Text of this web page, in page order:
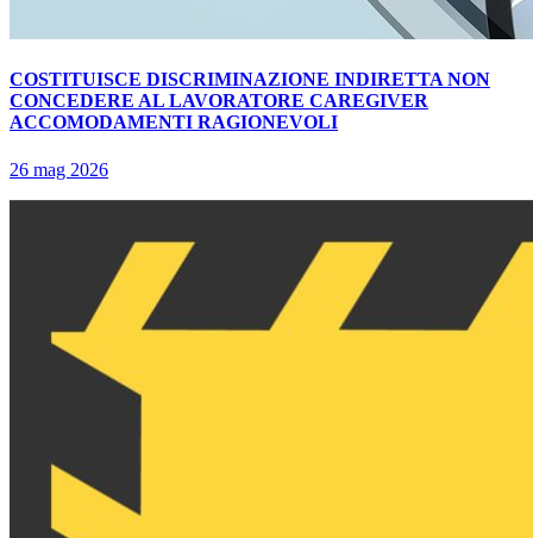
COSTITUISCE DISCRIMINAZIONE INDIRETTA NON
CONCEDERE AL LAVORATORE CAREGIVER
ACCOMODAMENTI RAGIONEVOLI
26 mag 2026